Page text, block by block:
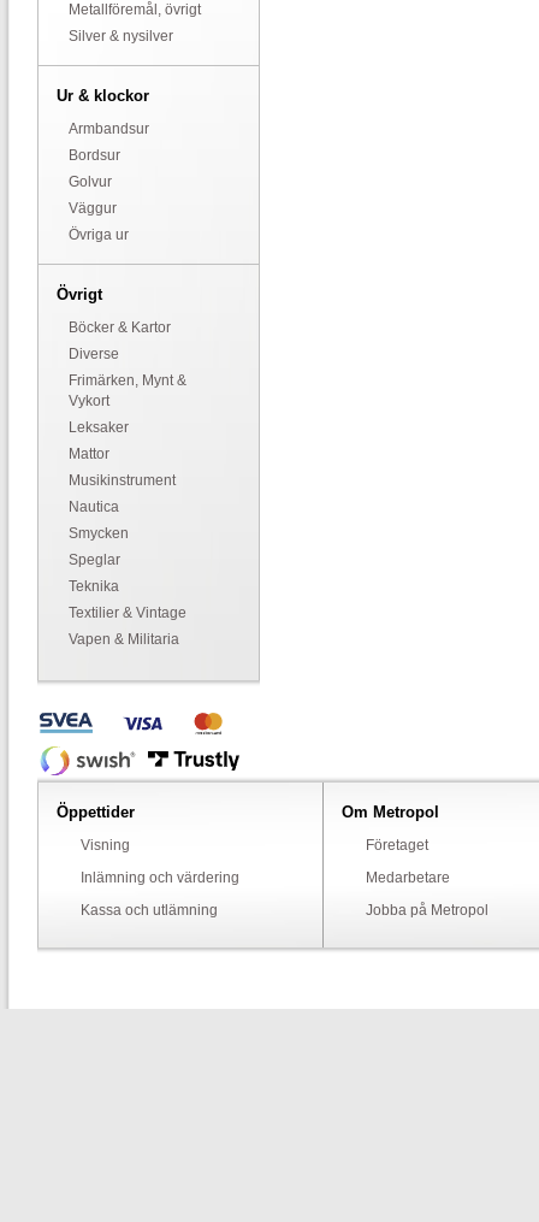
Metallföremål, övrigt
Silver & nysilver
Ur & klockor
Armbandsur
Bordsur
Golvur
Väggur
Övriga ur
Övrigt
Böcker & Kartor
Diverse
Frimärken, Mynt &
Vykort
Leksaker
Mattor
Musikinstrument
Nautica
Smycken
Speglar
Teknika
Textilier & Vintage
Vapen & Militaria
Öppettider
Visning
Inlämning och värdering
Kassa och utlämning
Om Metropol
Företaget
Medarbetare
Jobba på Metropol